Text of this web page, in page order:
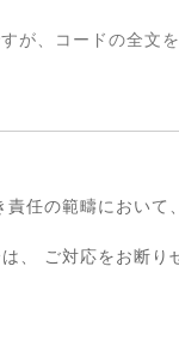
が、コードの全文
任の範疇において
、 ご対応をお断り